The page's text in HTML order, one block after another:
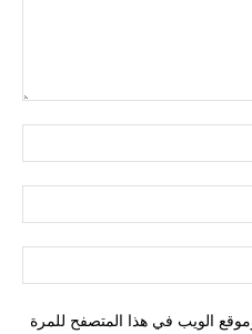
الويب في هذا المتصفح للمرة